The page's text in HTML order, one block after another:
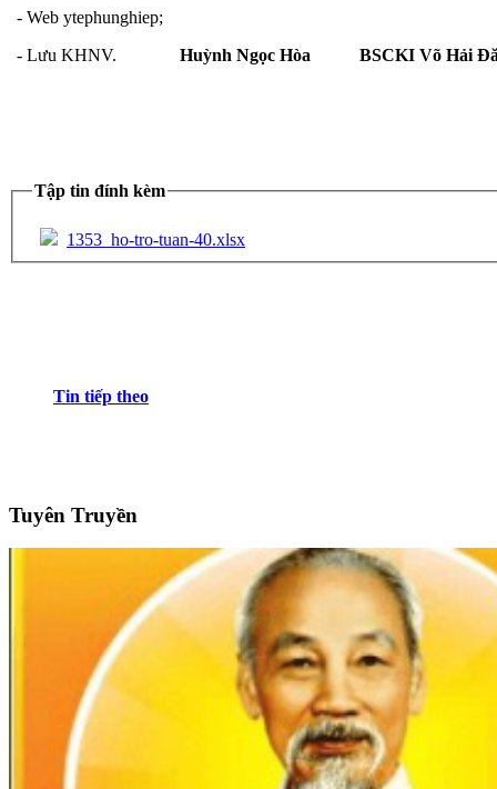
- Web ytephunghiep;
- Lưu KHNV.
Huỳnh Ngọc Hòa BSCKI Võ Hải
Tập tin đính kèm
1353_ho-tro-tuan-40.xlsx
Tin tiếp theo
Tuyên Truyền